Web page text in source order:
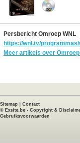
Persbericht Omroep WNL
https://wnl.tv/programmas/
Meer artikels over Omroep
Sitemap
Contact
© Exsite.be - Copyright &
Gebruiksvoorwaarden